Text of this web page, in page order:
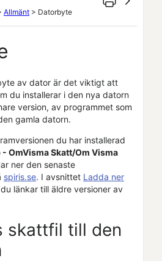
Allmänt > Datorbyte
av dator är det viktigt att
du installerar i den nya datorn
version, av programmet som
gamla datorn.
du har installerad
- OmVisma Skatt/Om Visma
ner den senaste
spiris.se. I avsnittet Ladda ner
länkar till äldre versioner av
skattfil till den